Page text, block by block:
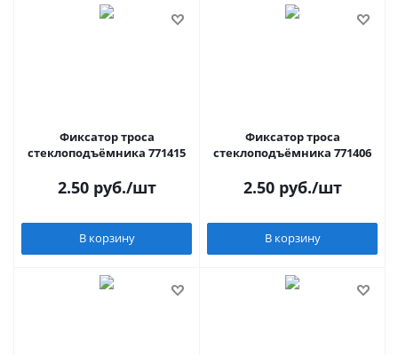
Фиксатор троса
стеклоподъёмника 771415
2.50руб./шт
В корзину
Фиксатор троса
стеклоподъёмника 771406
2.50руб./шт
В корзину